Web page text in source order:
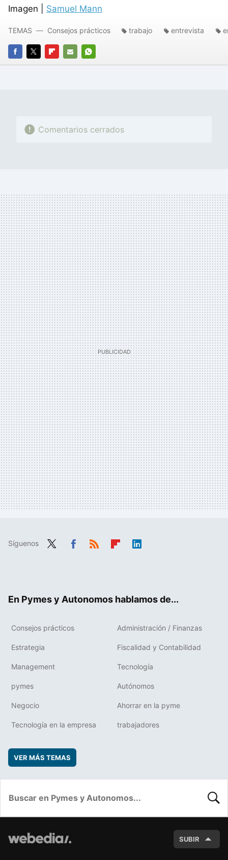
Imagen | Samuel Mann
FACEBOOK
TWITTERFLIPBOARD
E-
WHATSAPP
TEMAS Consejos prácticos trabajo entrevista
Comentarios cerrados
Síguenos
En Pymes y Autonomos hablamos de...
Consejos prácticos Administración / Finanzas
Estrategia Fiscalidad y Contabilidad
Management Tecnología
pymes Autónomos
Negocio Ahorrar en la pyme
Tecnología en la empresa trabajadores
VER MÁS TEMAS
SUBIR